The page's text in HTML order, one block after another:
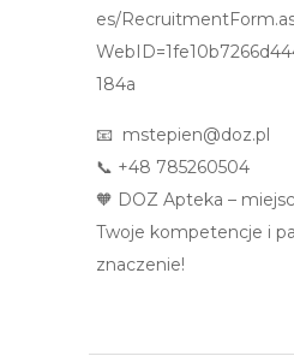
es/
184a
📧 mstepien@doz.pl
📞 +48 785260504
🧡 DOZ Apteka –
Twoje kompetencje i
znaczenie!